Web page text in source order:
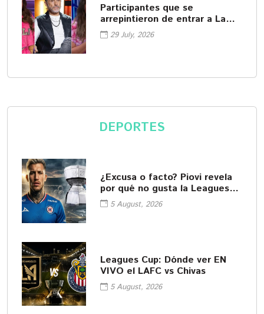
Participantes que se
arrepintieron de entrar a La
Casa de los Famosos
29 July, 2026
DEPORTES
¿Excusa o facto? Piovi revela
por qué no gusta la Leagues
Cup5 August, 2026
Leagues Cup: Dónde ver EN
VIVO el LAFC vs Chivas
5 August, 2026